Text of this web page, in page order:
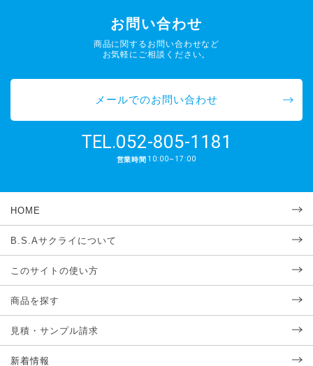
お問い合わせ
商品に関するお問い合わせなど
お気軽にご相談ください。
メールでのお問い合わせ
TEL.052-805-1181
営業時間 10:00~17:00
HOME
B.S.Aサクライについて
このサイトの使い方
商品を探す
見積・サンプル請求
新着情報